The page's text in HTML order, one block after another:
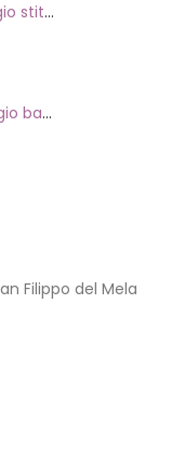
Set 5 pezzi asilo bambina personaggio stitch angel
Set 4 pezzi asilo bambino personaggio batman
Filippo del Mela